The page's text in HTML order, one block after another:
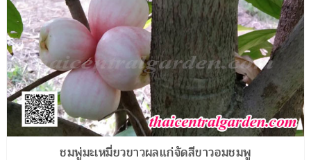
ชมพู่มะเหมี่ยวขาวผลแก่จัดสีขาวอมชมพู